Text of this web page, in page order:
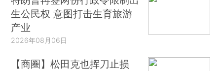
生公民权 意图打击生育旅游
产业
2026年08月06日
【商圈】松田克也挥刀止损